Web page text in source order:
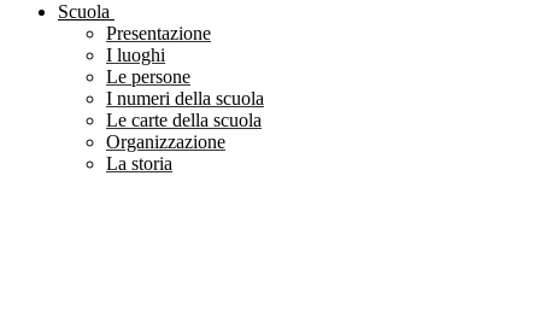
Scuola
Presentazione
I luoghi
Le persone
I numeri della scuola
Le carte della scuola
Organizzazione
La storia